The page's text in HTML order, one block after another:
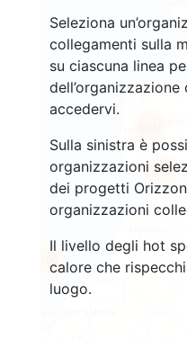
Seleziona
collegamenti sulla
su ciascuna linea
accedervi.
Sulla sinistra è
organizzazioni
dei progetti
organizzazioni
Il livello degli hot
calore che
luogo.
556